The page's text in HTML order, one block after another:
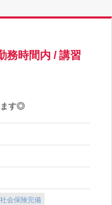
務時間内 / 講習
ます◎
社会保険完備